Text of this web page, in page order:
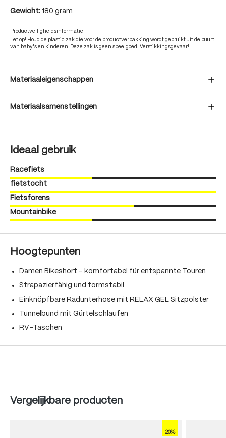
Gewicht: 180 gram
Productveiligheidsinformatie
Let op! Houd de plastic zak die voor de productverpakking wordt gebruikt uit de buurt
van baby's en kinderen. Deze zak is geen speelgoed! Verstikkingsgevaar!
Materiaaleigenschappen
Materiaalsamenstellingen
Ideaal gebruik
Racefiets
fietstocht
Fietsforens
Mountainbike
Hoogtepunten
Damen Bikeshort – komfortabel für entspannte Touren
Strapazierfähig und formstabil
Einknöpfbare Radunterhose mit RELAX GEL Sitzpolster
Tunnelbund mit Gürtelschlaufen
RV-Taschen
Produktgalerie überspringen
Vergelijkbare producten
20%